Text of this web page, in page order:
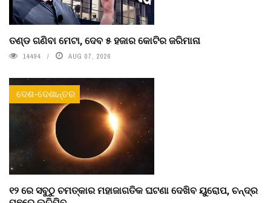
ତଣ୍ଡ ଗଣିବା ମେଟା, ଦେବ ୫ ହଜାର କୋଟିର ଜରିମାନା
14494 AUG 07, 2026
ଦେଶ-ଦେଶାନ୍ତର
୧୨ ରେ ସବୁଠୁ ଚମତ୍କାର ମହାଜାଗତିକ ଘଟଣା ଦେଖିବ ୟୁରୋପ, ଚନ୍ଦ୍ର